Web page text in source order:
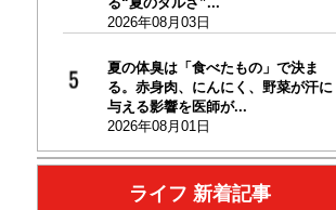
2026年08月03日
夏の体臭は「食べたもの」で決ま
る。赤身肉、にんにく、野菜が汗に
与える影響を医師が...
2026年08月01日
ライフ 新着記事